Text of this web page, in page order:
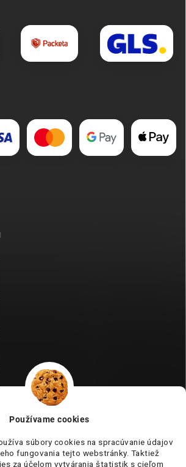
Používame cookies
súbory cookies na spracúvanie údajov
fungovania tejto webstránky. Taktiež
za účelom vytvárania štatistik s cieľom